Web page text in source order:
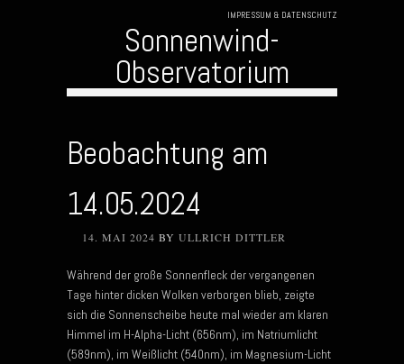
IMPRESSUM & DATENSCHUTZ
Sonnenwind-
Observatorium
Beobachtung am
14.05.2024
14. MAI 2024 BY ULLRICH DITTLER
Während der große Sonnenfleck der vergangenen
Tage hinter dicken Wolken verborgen blieb, zeigte
sich die Sonnenscheibe heute mal wieder am klaren
Himmel im H-Alpha-Licht (656nm), im Natriumlicht
(589nm), im Weißlicht (540nm), im Magnesium-Licht